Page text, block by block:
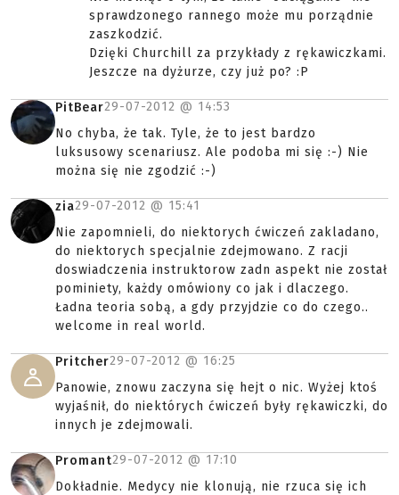
sprawdzonego rannego może mu porządnie
zaszkodzić.
Dzięki Churchill za przykłady z rękawiczkami.
Jeszcze na dyżurze, czy już po? :P
PitBear29-07-2012 @ 14:53
No chyba, że tak. Tyle, że to jest bardzo
luksusowy scenariusz. Ale podoba mi się :-) Nie
można się nie zgodzić :-)
zia29-07-2012 @ 15:41
Nie zapomnieli, do niektorych ćwiczeń zakladano,
do niektorych specjalnie zdejmowano. Z racji
doswiadczenia instruktorow zadn aspekt nie został
pominiety, każdy omówiony co jak i dlaczego.
Ładna teoria sobą, a gdy przyjdzie co do czego..
welcome in real world.
Pritcher29-07-2012 @ 16:25
Panowie, znowu zaczyna się hejt o nic. Wyżej ktoś
wyjaśnił, do niektórych ćwiczeń były rękawiczki, do
innych je zdejmowali.
Promant29-07-2012 @ 17:10
Dokładnie. Medycy nie klonują, nie rzuca się ich